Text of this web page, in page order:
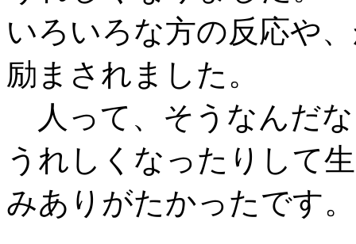
いろいろな方の反応や
励まされました。
人って、そうなんだ
うれしくなったりして
みありがたかったです。